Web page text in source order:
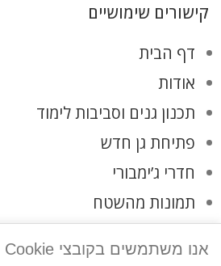
קישורים שימושיים
דף הבית
אודות
תכנון גנים וסביבות לימוד
פתיחת גן חדש
חדרי ג’ימבורי
תמונות מהשטח